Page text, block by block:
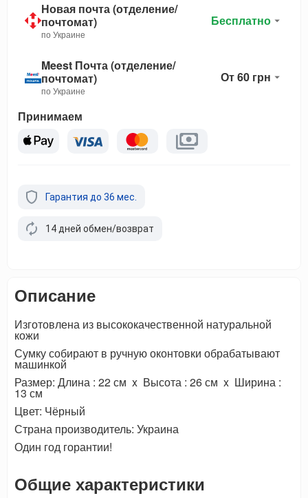
Новая почта (отделение/
почтомат)
по Украине
Бесплатно
Meest Почта (отделение/
почтомат)
по Украине
От 60 грн
Принимаем
Гарантия до 36 мес.
14 дней обмен/возврат
Описание
Изготовлена из высококачественной натуральной
кожи
Сумку собирают в ручную оконтовки обрабатывают
машинкой
Размер: Длина : 22 см x Высота : 26 см x Ширина :
13 см
Цвет: Чёрный
Страна производитель: Украина
Один год горантии!
Общие характеристики